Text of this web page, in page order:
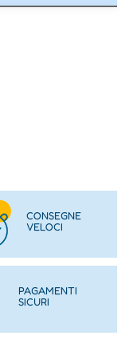
CONSEGNE
VELOCI
PAGAMENTI
SICURI